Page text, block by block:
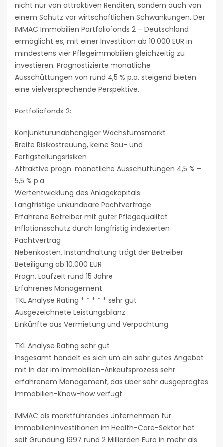
nicht nur von attraktiven Renditen, sondern auch von
einem Schutz vor wirtschaftlichen Schwankungen. Der
IMMAC Immobilien Portfoliofonds 2 – Deutschland
ermöglicht es, mit einer Investition ab 10.000 EUR in
mindestens vier Pflegeimmobilien gleichzeitig zu
investieren. Prognostizierte monatliche
Ausschüttungen von rund 4,5 % p.a. steigend bieten
eine vielversprechende Perspektive.
Portfoliofonds 2:
Konjunkturunabhängiger Wachstumsmarkt
Breite Risikostreuung, keine Bau- und
Fertigstellungsrisiken
Attraktive progn. monatliche Ausschüttungen 4,5 % –
5,5 % p.a.
Wertentwicklung des Anlagekapitals
Langfristige unkündbare Pachtverträge
Erfahrene Betreiber mit guter Pflegequalität
Inflationsschutz durch langfristig indexierten
Pachtvertrag
Nebenkosten, Instandhaltung trägt der Betreiber
Beteiligung ab 10.000 EUR
Progn. Laufzeit rund 15 Jahre
Erfahrenes Management
TKL.Analyse Rating * * * * * sehr gut
Ausgezeichnete Leistungsbilanz
Einkünfte aus Vermietung und Verpachtung
TKL.Analyse Rating sehr gut
Insgesamt handelt es sich um ein sehr gutes Angebot
mit in der im Immobilien-Ankaufsprozess sehr
erfahrenem Management, das über sehr ausgeprägtes
Immobilien-Know-how verfügt.
IMMAC als marktführendes Unternehmen für
Immobilieninvestitionen im Health-Care-Sektor hat
seit Gründung 1997 rund 2 Milliarden Euro in mehr als